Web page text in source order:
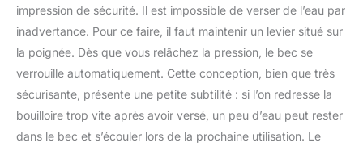
impression de sécurité. Il est impossible de verser de l’eau par
inadvertance. Pour ce faire, il faut maintenir un levier situé sur
la poignée. Dès que vous relâchez la pression, le bec se
verrouille automatiquement. Cette conception, bien que très
sécurisante, présente une petite subtilité : si l’on redresse la
bouilloire trop vite après avoir versé, un peu d’eau peut rester
dans le bec et s’écouler lors de la prochaine utilisation. Le